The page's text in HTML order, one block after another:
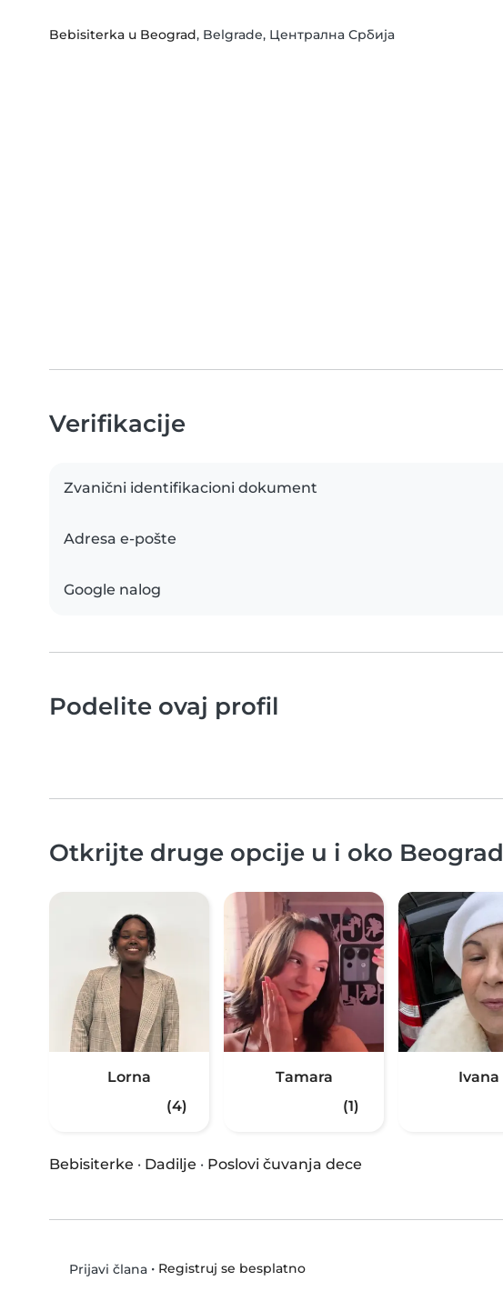
Bebisiterka u Beograd, Belgrade, Централна Србија
Verifikacije
Zvanični identifikacioni dokument
Adresa e-pošte
Google nalog
Podelite ovaj profil
Otkrijte druge opcije u i oko Beograd
Lorna
(4)
Tamara
(1)
Ivana
Bebisiterke · Dadilje · Poslovi čuvanja dece
Prijavi člana• Registruj se besplatno